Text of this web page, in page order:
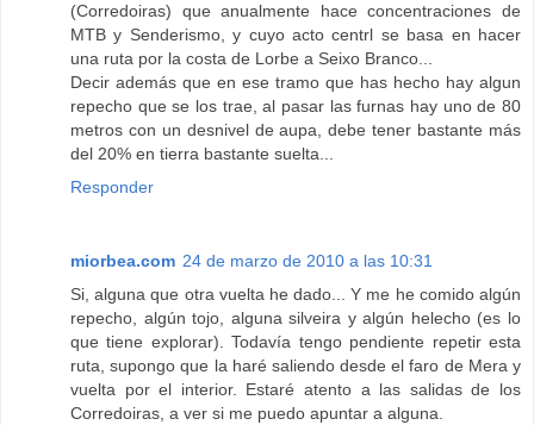
(Corredoiras) que anualmente hace concentraciones de
MTB y Senderismo, y cuyo acto centrl se basa en hacer
una ruta por la costa de Lorbe a Seixo Branco...
Decir además que en ese tramo que has hecho hay algun
repecho que se los trae, al pasar las furnas hay uno de 80
metros con un desnivel de aupa, debe tener bastante más
del 20% en tierra bastante suelta...
Responder
miorbea.com 24 de marzo de 2010 a las 10:31
Si, alguna que otra vuelta he dado... Y me he comido algún
repecho, algún tojo, alguna silveira y algún helecho (es lo
que tiene explorar). Todavía tengo pendiente repetir esta
ruta, supongo que la haré saliendo desde el faro de Mera y
vuelta por el interior. Estaré atento a las salidas de los
Corredoiras, a ver si me puedo apuntar a alguna.